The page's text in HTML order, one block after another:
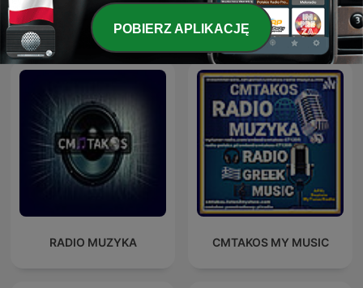
CMTAKOS RADIO MUZYKA MOJA MUZYKA
RADIO MUZYKA CMTAKOS MY MUSIC
POBIERZ APLIKACJĘ